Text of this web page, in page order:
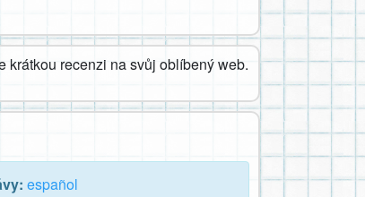
krátkou recenzi na svůj oblíbený web.
español